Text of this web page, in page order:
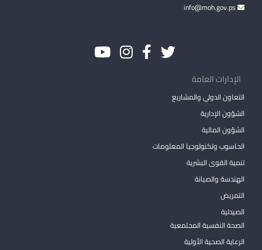
الإدارات العامة
التعاون الدولي والمشاريع
الشؤون الإدارية
الشؤون المالية
الحاسوب وتكنولوجيا المعلومات
تنمية القوى البشرية
الهندسة والصيانة
التمريض
الصيدلية
الصحة النفسية المجتمعية
الرعاية الصحية الأولية